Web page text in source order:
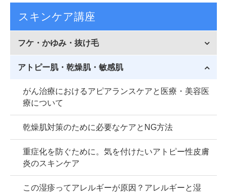
スキンケア講座
フケ・かゆみ・抜け毛
アトピー肌・乾燥肌・敏感肌
がん治療におけるアピアランスケアと医療・美容医
療について
乾燥肌対策のために必要なケアとNG方法
重症化を防ぐために。気を付けたいアトピー性皮膚
炎のスキンケア
この湿疹ってアレルギーが原因？アレルギーと湿